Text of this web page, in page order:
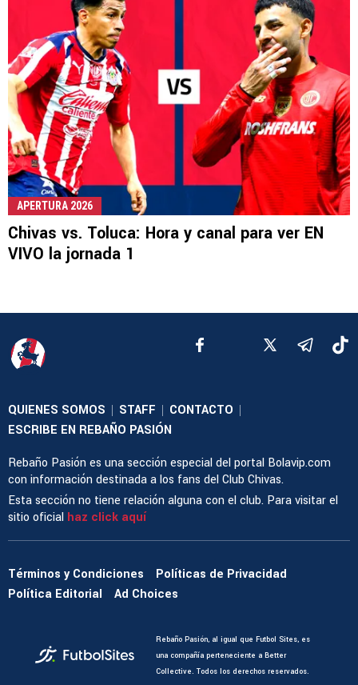
APERTURA 2026
Chivas vs. Toluca: Hora y canal para ver EN
VIVO la jornada 1
QUIENES SOMOS | STAFF | CONTACTO |
ESCRIBE EN REBAÑO PASIÓN
Rebaño Pasión es una sección especial del portal Bolavip.com
con información destinada a los fans del Club Chivas.
Esta sección no tiene relación alguna con el club. Para visitar el
sitio oficial haz click aquí
Términos y Condiciones
Políticas de Privacidad
Política Editorial
Ad Choices
Rebaño Pasión, al igual que Futbol Sites, es
una compañía perteneciente a Better
Collective. Todos los derechos reservados.